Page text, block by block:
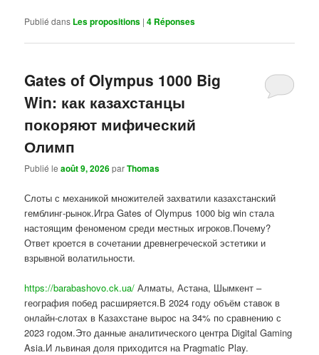
Publié dans Les propositions |4 Réponses
Gates of Olympus 1000 Big
Win: как казахстанцы
покоряют мифический
Олимп
Publié leaoût 9, 2026parThomas
Слоты с механикой множителей захватили казахстанский
гемблинг-рынок.Игра Gates of Olympus 1000 big win стала
настоящим феноменом среди местных игроков.Почему?
Ответ кроется в сочетании древнегреческой эстетики и
взрывной волатильности.
https://barabashovo.ck.ua/ Алматы, Астана, Шымкент –
география побед расширяется.В 2024 году объём ставок в
онлайн-слотах в Казахстане вырос на 34% по сравнению с
2023 годом.Это данные аналитического центра Digital Gaming
Asia.И львиная доля приходится на Pragmatic Play.